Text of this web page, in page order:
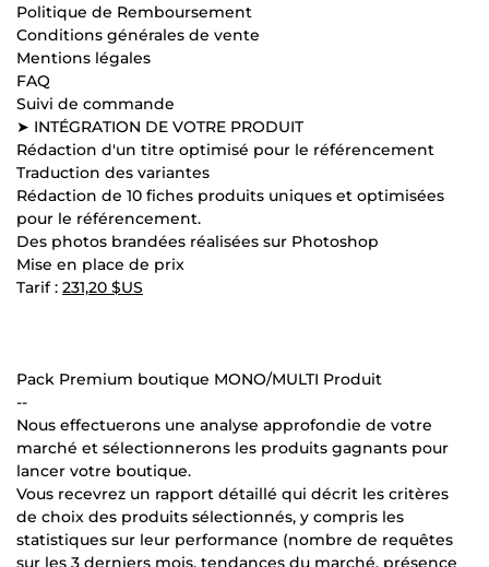
Politique de Remboursement
Conditions générales de vente
Mentions légales
FAQ
Suivi de commande
➤ INTÉGRATION DE VOTRE PRODUIT
Rédaction d'un titre optimisé pour le référencement
Traduction des variantes
Rédaction de 10 fiches produits uniques et optimisées
pour le référencement.
Des photos brandées réalisées sur Photoshop
Mise en place de prix
Tarif : 231,20 $US
Pack Premium boutique MONO/MULTI Produit
--
Nous effectuerons une analyse approfondie de votre
marché et sélectionnerons les produits gagnants pour
lancer votre boutique.
Vous recevrez un rapport détaillé qui décrit les critères
de choix des produits sélectionnés, y compris les
statistiques sur leur performance (nombre de requêtes
sur les 3 derniers mois, tendances du marché, présence